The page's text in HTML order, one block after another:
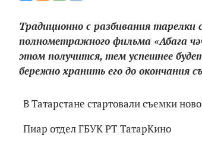
Традиционно с разбивания тарелки
полнометражного фильма «Абага
этом получится, тем успешнее
бережно хранить его до окончания
В Татарстане стартовали съемки
Пиар отдел ГБУК РТ ТатарКино